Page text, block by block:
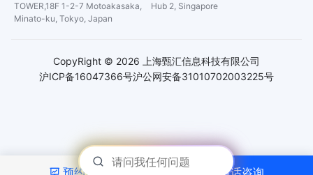
TOWER,18F 1-2-7 Motoakasaka,
Minato-ku, Tokyo, Japan
Hub 2, Singapore
沪ICP备16047366号沪公网安备31010702003225号
CopyRight © 2026 上海甄汇信息科技有限公司
预约演示 电话咨询